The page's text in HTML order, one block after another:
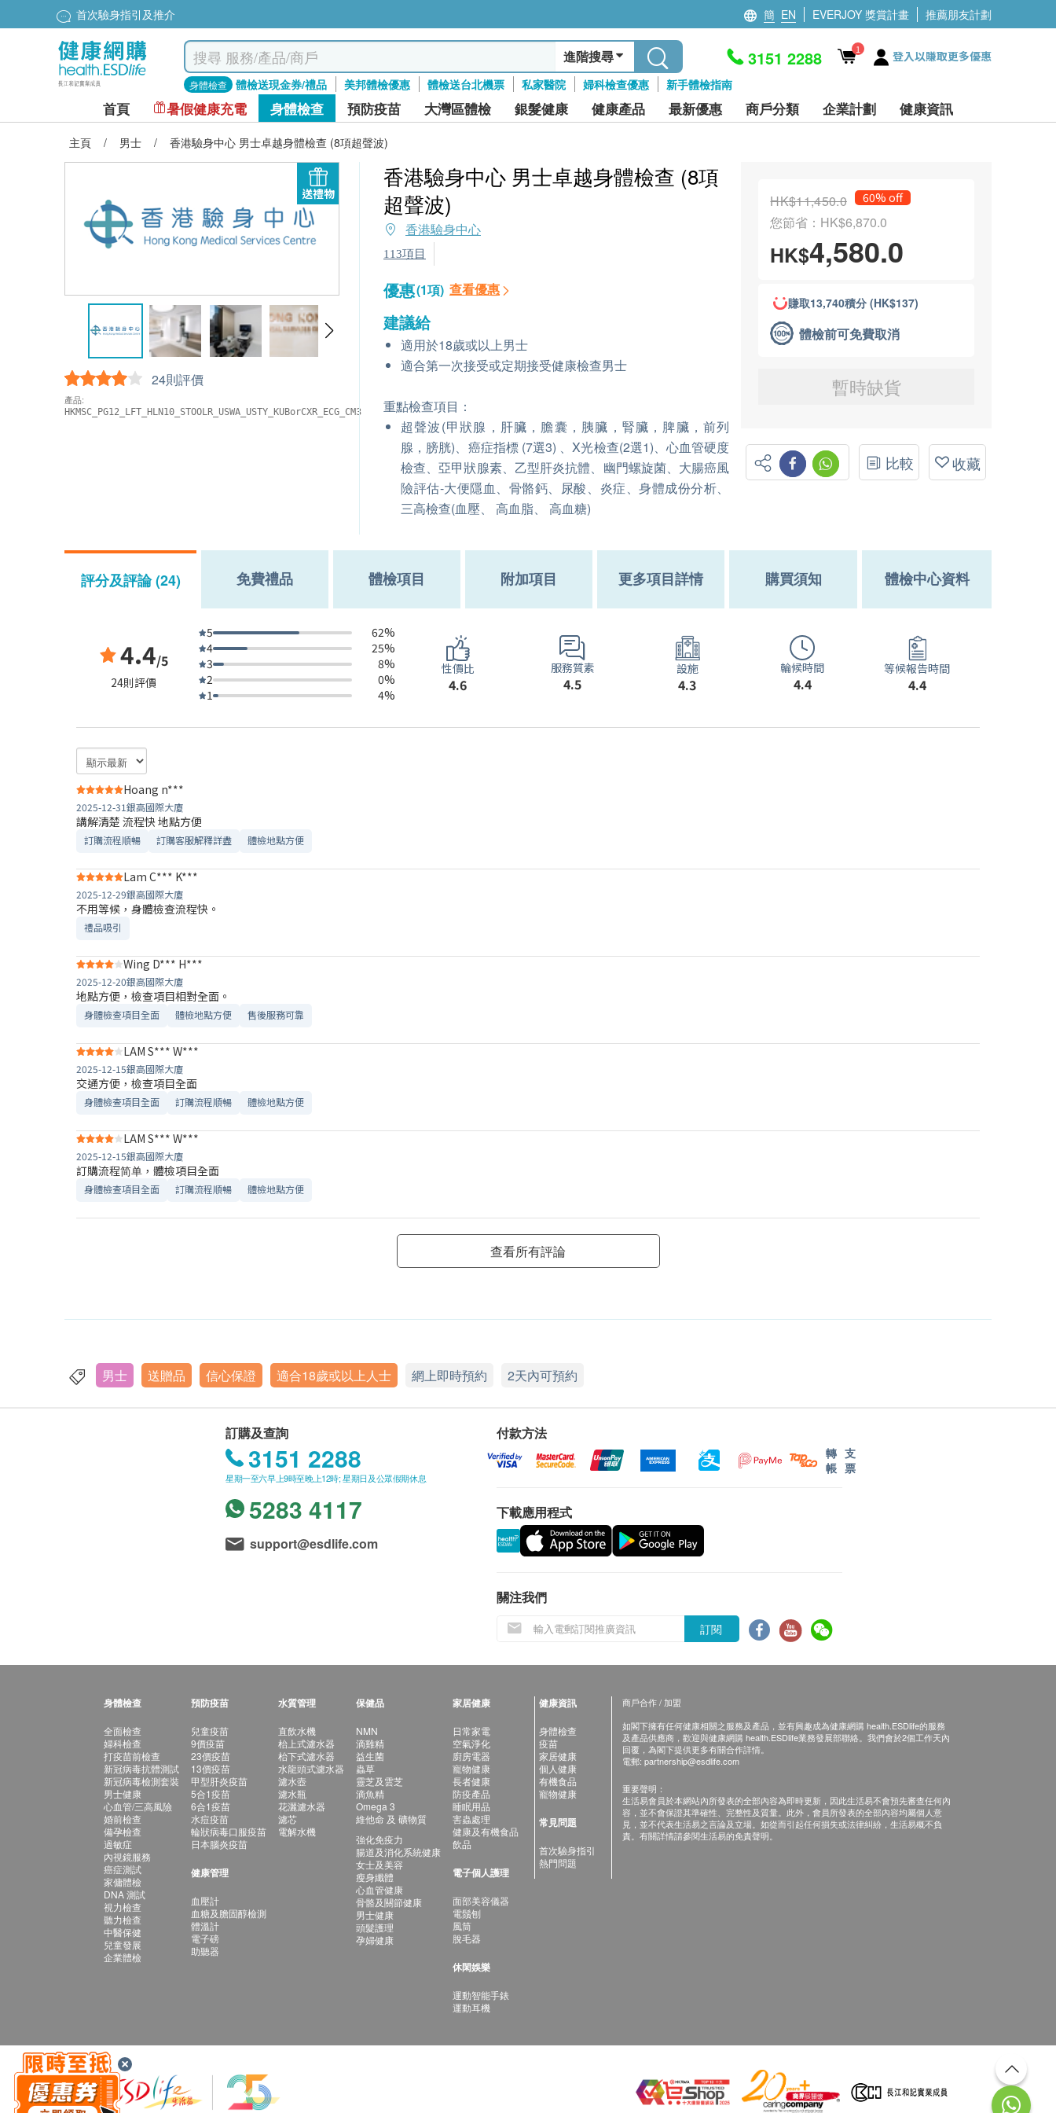
首次驗身指引及推介 簡 EN EVERJOY 獎賞計畫 推薦朋友計劃
進階搜尋
身體檢查 體檢送現金券/禮品 美邦體檢優惠 體檢送台北機票 私家醫院 婦科檢查優惠 新手體檢指南
3151 2288 1 登入以賺取更多優惠
首頁 暑假健康充電 身體檢查 預防疫苗 大灣區體檢 銀髮健康 健康產品 最新優惠 商戶分類 企業計劃 健康資訊
主頁 / 男士 / 香港驗身中心 男士卓越身體檢查 (8項超聲波)
送禮物
24則評價
產品:
HKMSC_PG12_LFT_HLN10_STOOLR_USWA_USTY_KUBorCXR_ECG_CM3
香港驗身中心 男士卓越身體檢查 (8項
超聲波)
香港驗身中心
113項目
優惠(1項) 查看優惠
建議給
適用於18歲或以上男士
適合第一次接受或定期接受健康檢查男士
重點檢查項目：
超聲波(甲狀腺，肝臟，膽囊，胰臟，腎臟，脾臟，前列
腺，膀胱)、癌症指標 (7選3) 、X光檢查(2選1)、心血管硬度
檢查、亞甲狀腺素、乙型肝炎抗體、幽門螺旋菌、大腸癌風
險評估-大便隱血、骨骼鈣、尿酸、炎症、身體成份分析、
三高檢查(血壓、 高血脂、 高血糖)
HK$11,450.0 60% off
您節省：HK$6,870.0
HK$4,580.0
賺取13,740積分 (HK$137)
體檢前可免費取消
暫時缺貨
比較 收藏
評分及評論 (24) 免費禮品 體檢項目 附加項目 更多項目詳情 購買須知 體檢中心資料
4.4/5
24則評價
5
62%
4
25%
3
8%
2
0%
1
4%
性價比
4.6
服務質素
4.5
設施
4.3
輪候時間
4.4
等候報告時間
4.4
Hoang n***
2025-12-31銀高國際大廈
講解清楚 流程快 地點方便
訂購流程順暢 訂購客服解釋詳盡 體檢地點方便
Lam C*** K***
2025-12-29銀高國際大廈
不用等候，身體檢查流程快。
禮品吸引
Wing D*** H***
2025-12-20銀高國際大廈
地點方便，檢查項目相對全面。
身體檢查項目全面 體檢地點方便 售後服務可靠​
LAM S*** W***
2025-12-15銀高國際大廈
交通方便，檢查項目全面
身體檢查項目全面 訂購流程順暢 體檢地點方便
LAM S*** W***
2025-12-15銀高國際大廈
訂購流程简单，體檢項目全面
身體檢查項目全面 訂購流程順暢 體檢地點方便
查看所有評論
男士 送贈品 信心保證 適合18歲或以上人士 網上即時預約 2天內可預約
訂購及查詢
3151 2288
星期一至六早上9時至晚上12時; 星期日及公眾假期休息
5283 4117
support@esdlife.com
付款方法
轉
帳
支
票
下載應用程式
關注我們
訂閱
身體檢查
全面檢查
婦科檢查
打疫苗前檢查
新冠病毒抗體測試
新冠病毒檢測套裝
男士健康
心血管/三高風險
婚前檢查
備孕檢查
過敏症
內視鏡服務
癌症測試
家傭體檢
DNA 測試
視力檢查
聽力檢查
中醫保健
兒童發展
企業體檢
預防疫苗
兒童疫苗
9價疫苗
23價疫苗
13價疫苗
甲型肝炎疫苗
5合1疫苗
6合1疫苗
水痘疫苗
輪狀病毒口服疫苗
日本腦炎疫苗
健康管理
血壓計
血糖及膽固醇檢測
體溫計
電子磅
助聽器
水質管理
直飲水機
枱上式濾水器
枱下式濾水器
水龍頭式濾水器
濾水壺
濾水瓶
花灑濾水器
濾芯
電解水機
保健品
NMN
滴雞精
益生菌
蟲草
靈芝及雲芝
滴魚精
Omega 3
維他命 及 礦物質
強化免疫力
腸道及消化系統健康
女士及美容
瘦身纖體
心血管健康
骨骼及關節健康
男士健康
頭髮護理
孕婦健康
家居健康
日常家電
空氣淨化
廚房電器
寵物健康
長者健康
防疫產品
睡眠用品
害蟲處理
健康及有機食品
飲品
電子個人護理
面部美容儀器
電鬚刨
風筒
脫毛器
休閑娛樂
運動智能手錶
運動耳機
健康資訊
身體檢查
疫苗
家居健康
個人健康
有機食品
寵物健康
常見問題
首次驗身指引
熱門問題
商戶合作 / 加盟
如閣下擁有任何健康相關之服務及產品，並有興趣成為健康網購 health.ESDlife的服務
及產品供應商，歡迎與健康網購 health.ESDlife業務發展部聯絡。我們會於2個工作天內
回覆，為閣下提供更多有關合作詳情。
電郵: partnership@esdlife.com
重要聲明：
生活易會員於本網站內所發表的全部內容為即時更新，因此生活易不會預先審查任何內
容，並不會保證其準確性、完整性及質量。此外，會員所發表的全部內容均屬個人意
見，並不代表生活易之言論及立場。如從而引起任何損失或法律糾紛，生活易概不負
責。有關詳情請參閱生活易的免責聲明。